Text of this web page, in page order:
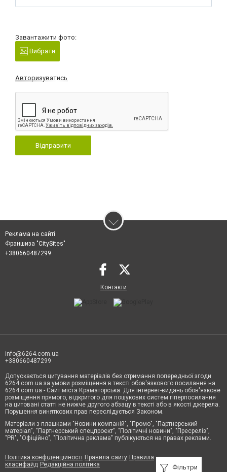
Завантажити фото:
Вибрати
Авторизуватись
Відправити
Фільтри
Реклама на сайті
Франшиза "CitySites"
+380660487299
Контакти
info@6264.com.ua
+380660487299
Допускається цитування матеріалів без отримання попередньої згоди
6264.com.ua за умови розміщення в тексті обов'язкового посилання на
6264.com.ua - Сайт міста Краматорська. Для інтернет-видань обов'язкове
розміщення прямого, відкритого для пошукових систем гіперпосилання
на цитовані статті не нижче другого абзацу в тексті або в якості джерела.
Порушення виняткових прав переслідується Законом.
Матеріали з плашками "Новини компаній", "Промо", "Партнерський
матеріал", "Партнерський спецпроєкт", "Політичні новини", "Пресреліз",
"PR", "Офіційно", "Політична реклама" публікуються на правах реклами.
Політика конфіденційності Правила сайту Правила
класифайд Редакційна політика